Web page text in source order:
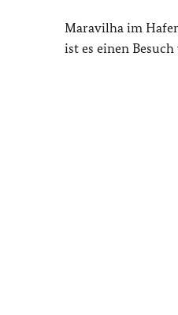
Maravilha im
ist es einen